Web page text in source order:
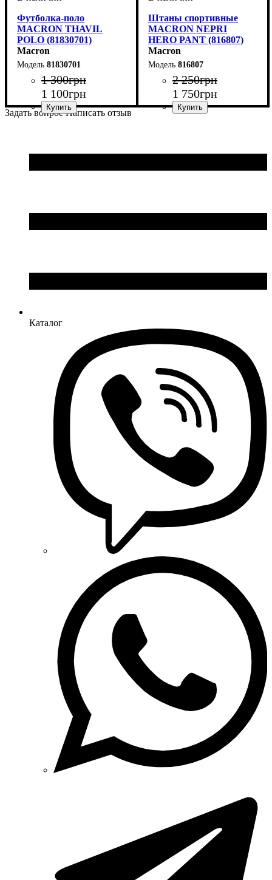
Футболка-поло
MACRON THAVIL
POLO (81830701)
Macron
81830701
1 300грн
1 100грн
Цвет: Темно-синий
Штаны спортивные
MACRON NEPRI
HERO PANT (816807)
Macron
816807
2 250грн
1 750грн
Задать вопрос Написать отзыв
Каталог